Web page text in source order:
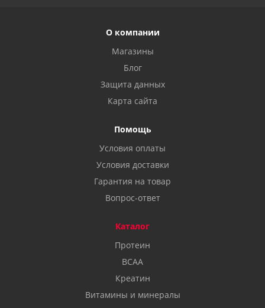
О компании
Магазины
Блог
Защита данных
Карта сайта
Помощь
Условия оплаты
Условия доставки
Гарантия на товар
Вопрос-ответ
Каталог
Протеин
BCAA
Креатин
Витамины и минералы